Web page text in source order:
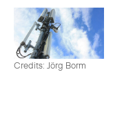
Credits: Jörg Borm